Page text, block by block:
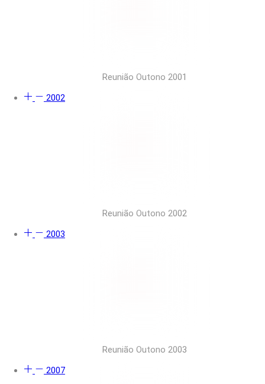
Reunião Outono 2001
2002
Reunião Outono 2002
2003
Reunião Outono 2003
2007